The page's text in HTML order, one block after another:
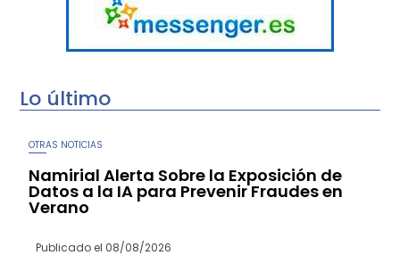
Lo último
OTRAS NOTICIAS
Namirial Alerta Sobre la Exposición de
Datos a la IA para Prevenir Fraudes en
Verano
Publicado el 08/08/2026